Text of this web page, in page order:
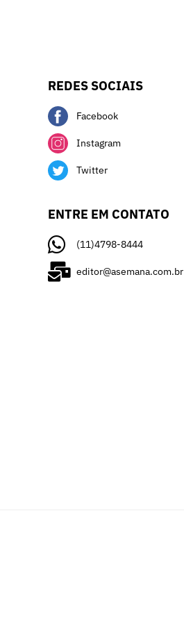
REDES SOCIAIS
Facebook
Instagram
Twitter
ENTRE EM CONTATO
(11)4798-8444
editor@asemana.com.br